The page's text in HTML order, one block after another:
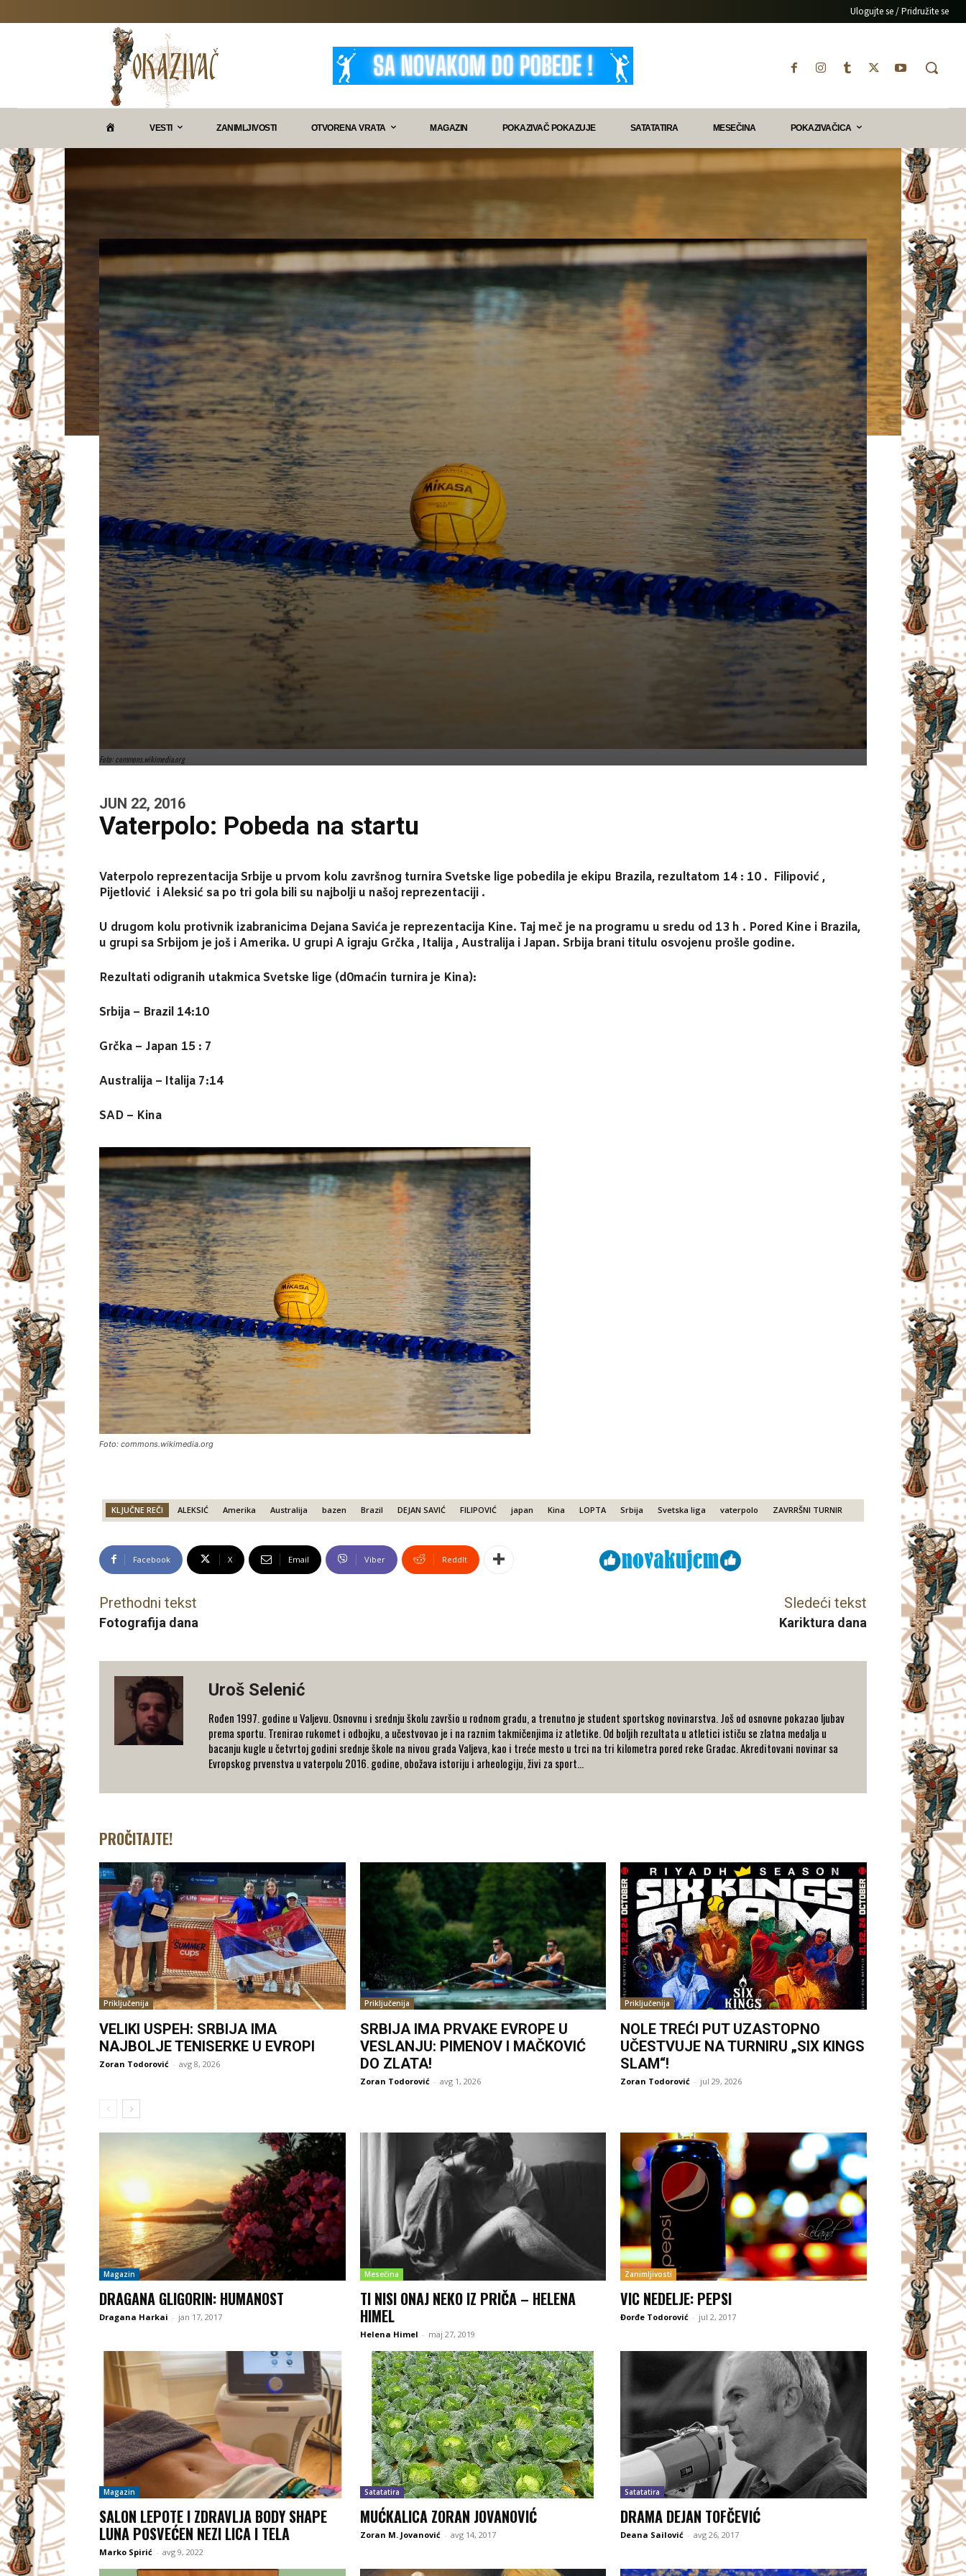
Ulogujte se / Pridružite se
O
A
Č
VESTI ZANIMLJIVOSTI OTVORENA VRATA MAGAZIN POKAZIVAČ POKAZUJE SATATATIRA MESEČINA POKAZIVAČICA
Foto: commons.wikimedia.org
JUN 22, 2016
Vaterpolo: Pobeda na startu
Vaterpolo reprezentacija Srbije u prvom kolu završnog turnira Svetske lige pobedila je ekipu Brazila, rezultatom 14 : 10 . Filipović ,
Pijetlović i Aleksić sa po tri gola bili su najbolji u našoj reprezentaciji .
U drugom kolu protivnik izabranicima Dejana Savića je reprezentacija Kine. Taj meč je na programu u sredu od 13 h . Pored Kine i Brazila,
u grupi sa Srbijom je još i Amerika. U grupi A igraju Grčka , Italija , Australija i Japan. Srbija brani titulu osvojenu prošle godine.
Rezultati odigranih utakmica Svetske lige (d0maćin turnira je Kina):
Srbija – Brazil 14:10
Grčka – Japan 15 : 7
Australija – Italija 7:14
SAD – Kina
Foto: commons.wikimedia.org
KLJUČNE REČI ALEKSIĆ Amerika Australija bazen Brazil DEJAN SAVIĆ FILIPOVIĆ japan Kina LOPTA Srbija Svetska liga vaterpolo ZAVRRŠNI TURNIR
Facebook X Email Viber ReddIt
Prethodni tekst
Fotografija dana
Sledeći tekst
Kariktura dana
Uroš Selenić
Rođen 1997. godine u Valjevu. Osnovnu i srednju školu završio u rodnom gradu, a trenutno je student sportskog novinarstva. Još od osnovne pokazao ljubav
prema sportu. Trenirao rukomet i odbojku, a učestvovao je i na raznim takmičenjima iz atletike. Od boljih rezultata u atletici ističu se zlatna medalja u
bacanju kugle u četvrtoj godini srednje škole na nivou grada Valjeva, kao i treće mesto u trci na tri kilometra pored reke Gradac. Akreditovani novinar sa
Evropskog prvenstva u vaterpolu 2016. godine, obožava istoriju i arheologiju, živi za sport...
PROČITAJTE!
Priključenija
VELIKI USPEH: SRBIJA IMA
NAJBOLJE TENISERKE U EVROPI
Zoran Todorović - avg 8, 2026
Priključenija
SRBIJA IMA PRVAKE EVROPE U
VESLANJU: PIMENOV I MAČKOVIĆ
DO ZLATA!
Zoran Todorović - avg 1, 2026
Priključenija
NOLE TREĆI PUT UZASTOPNO
UČESTVUJE NA TURNIRU „SIX KINGS
SLAM“!
Zoran Todorović - jul 29, 2026
Magazin
DRAGANA GLIGORIN: HUMANOST
Dragana Harkai - jan 17, 2017
Mesečina
TI NISI ONAJ NEKO IZ PRIČA – HELENA
HIMEL
Helena Himel - maj 27, 2019
Zanimljivosti
VIC NEDELJE: PEPSI
Đorđe Todorović - jul 2, 2017
Magazin
SALON LEPOTE I ZDRAVLJA BODY SHAPE
LUNA POSVEĆEN NEZI LICA I TELA
Marko Spirić - avg 9, 2022
Satatatira
MUĆKALICA ZORAN JOVANOVIĆ
Zoran M. Jovanović - avg 14, 2017
Satatatira
DRAMA DEJAN TOFČEVIĆ
Deana Sailović - avg 26, 2017